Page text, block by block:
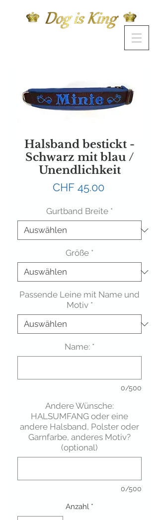
Halsband bestickt -
Schwarz mit blau /
Unendlichkeit
CHF 45.00Preis
Gurtband Breite *
Größe *
Passende Leine mit Name und
Motiv *
Name: *
0/500
Andere Wünsche:
HALSUMFANG oder eine
andere Halsband, Polster oder
Garnfarbe, anderes Motiv?
(optional)
0/500
Anzahl *